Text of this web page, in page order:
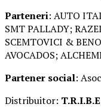
Parteneri: AUTO
SMT PALLADY;
SCEMTOVICI &
AVOCADOS;
Partener social:
Distribuitor: